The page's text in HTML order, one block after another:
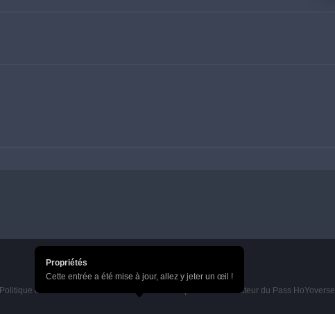
Politique de confidentialité du Pass HoYoverse Accord utilisateur du Pass HoYoverse
Propriétés
Cette entrée a été mise à jour, allez y jeter un œil !